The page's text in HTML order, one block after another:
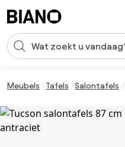
Zoekopdracht invoeren
Meubels Tafels Salontafels